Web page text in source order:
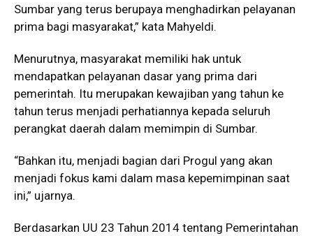
Sumbar yang terus berupaya menghadirkan pelayanan
prima bagi masyarakat,” kata Mahyeldi.
Menurutnya, masyarakat memiliki hak untuk
mendapatkan pelayanan dasar yang prima dari
pemerintah. Itu merupakan kewajiban yang tahun ke
tahun terus menjadi perhatiannya kepada seluruh
perangkat daerah dalam memimpin di Sumbar.
“Bahkan itu, menjadi bagian dari Progul yang akan
menjadi fokus kami dalam masa kepemimpinan saat
ini,” ujarnya.
Berdasarkan UU 23 Tahun 2014 tentang Pemerintahan